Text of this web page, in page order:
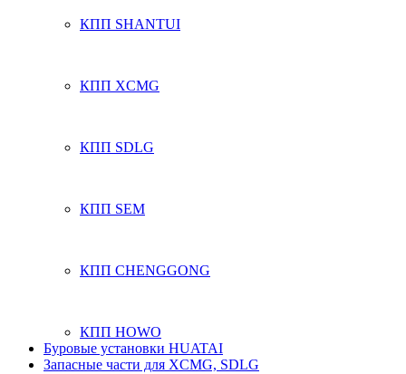
КПП SHANTUI
КПП XCMG
КПП SDLG
КПП SEM
КПП CHENGGONG
КПП HOWO
Буровые установки HUATAI
Запасные части для XCMG, SDLG